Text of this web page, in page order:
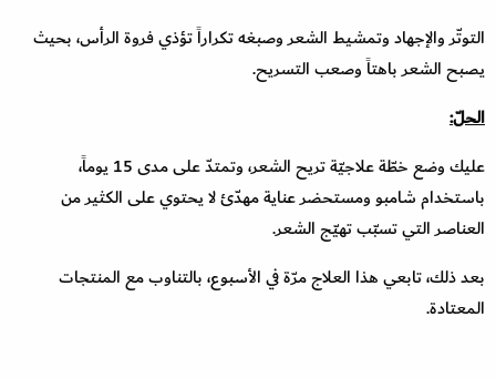
التوتّر والإجهاد وتمشيط الشعر وصبغه تكراراً تؤذي فروة الرأس، بحيث
يصبح الشعر باهتاً وصعب التسريح.
الحلّ:
عليك وضع خطّة علاجيّة تريح الشعر، وتمتدّ على مدى 15 يوماً،
باستخدام شامبو ومستحضر عناية مهدّئ لا يحتوي على الكثير من
العناصر التي تسبّب تهيّج الشعر.
بعد ذلك، تابعي هذا العلاج مرّة في الأسبوع، بالتناوب مع المنتجات
المعتادة.